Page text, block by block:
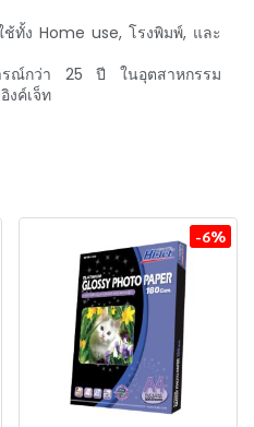
ช้ทั้ง Home use, โรงพิมพ์, และ
รณ์กว่า 25 ปี ในอุตสาหกรรม
งค์เจ็ท
-6%